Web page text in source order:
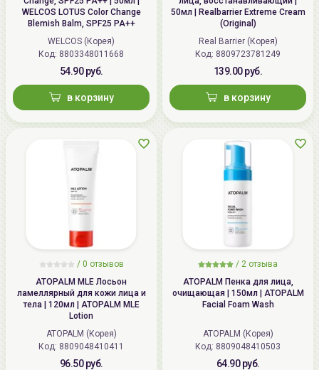
тел.:+375296131336
WELCOS LOTUS Color Change
Blemish Balm, SPF25 PA++
WELCOS (Корея)
Код: 8803348011668
54.90 руб.
в корзину
50мл | Realbarrier Extreme Cream
(Original)
Real Barrier (Корея)
Код: 8809723781249
139.00 руб.
в корзину
/ 0 отзывов
ATOPALM MLE Лосьон
ламеллярный для кожи лица и
тела | 120мл | ATOPALM MLE
Lotion
ATOPALM (Корея)
Код: 8809048410411
96.50 руб.
/ 2 отзыва
ATOPALM Пенка для лица,
очищающая | 150мл | ATOPALM
Facial Foam Wash
ATOPALM (Корея)
Код: 8809048410503
64.90 руб.